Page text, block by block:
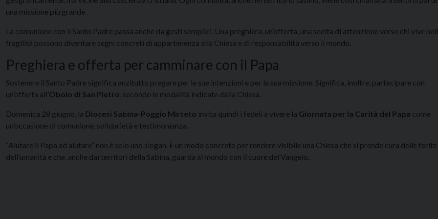
una missione più grande.
La comunione con il Santo Padre passa anche da gesti semplici. Una preghiera, un’offerta, una scelta di attenzione verso chi vive
fragilità possono diventare segni concreti di appartenenza alla Chiesa e di responsabilità verso il mondo.
Preghiera e offerta per camminare con il Papa
Sostenere il Santo Padre significa anzitutto pregare per le sue intenzioni e per la sua missione. Significa, inoltre, partecipare con
un’offerta all’Obolo di San Pietro , secondo le modalità indicate dalla Chiesa.
Domenica 28 giugno, la Diocesi Sabina-Poggio Mirteto invita quindi i fedeli a vivere la Giornata per la Carità del Papa come
un’occasione di comunione, solidarietà e testimonianza.
“Aiutare il Papa ad aiutare” non è solo uno slogan. È un modo concreto per rendere visibile una Chiesa che si prende cura delle ferite
dell’umanità e che, anche dai territori della Sabina, guarda al mondo con il cuore del Vangelo.